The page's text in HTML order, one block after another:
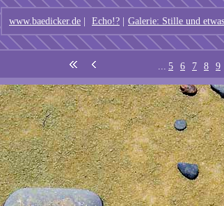
www.baedicker.de | Echo!? | Galerie: Stille und
5 6 7 8 9